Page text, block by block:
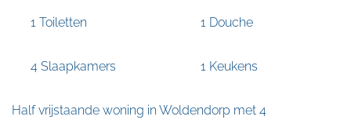
1 Toiletten
4 Slaapkamers
1 Douche
1 Keukens
Half vrijstaande woning in Woldendorp met 4